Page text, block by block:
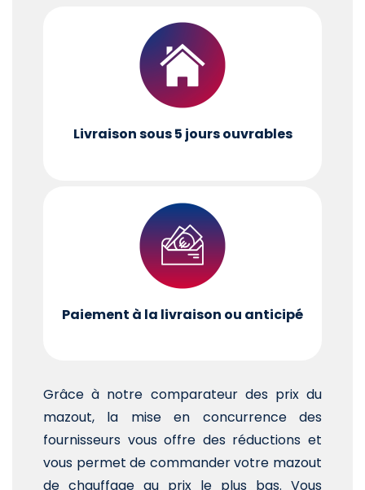
Livraison sous 5 jours ouvrables
Paiement à la livraison ou anticipé
Grâce à notre comparateur des prix du
mazout, la mise en concurrence des
fournisseurs vous offre des réductions et
vous permet de commander votre mazout
de chauffage au prix le plus bas. Vous